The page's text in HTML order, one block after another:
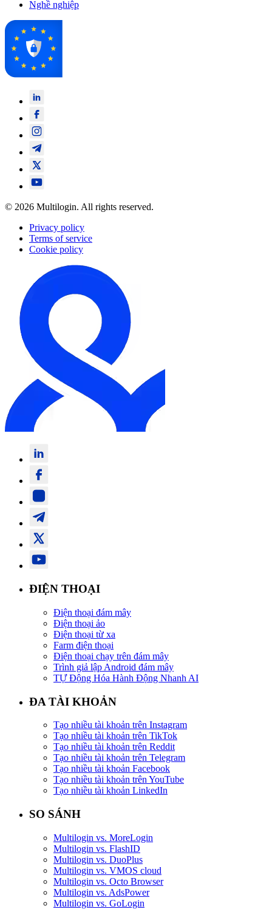
Nghề nghiệp
© 2026 Multilogin. All rights reserved.
Privacy policy
Terms of service
Cookie policy
ĐIỆN THOẠI
Điện thoại đám mây
Điện thoại ảo
Điện thoại từ xa
Farm điện thoại
Điện thoại chạy trên đám mây
Trình giả lập Android đám mây
TỰ Động Hóa Hành Động Nhanh AI
ĐA TÀI KHOẢN
Tạo nhiều tài khoản trên Instagram
Tạo nhiều tài khoản trên TikTok
Tạo nhiều tài khoản trên Reddit
Tạo nhiều tài khoản trên Telegram
Tạo nhiều tài khoản Facebook
Tạo nhiều tài khoản trên YouTube
Tạo nhiều tài khoản LinkedIn
SO SÁNH
Multilogin vs. MoreLogin
Multilogin vs. FlashID
Multilogin vs. DuoPlus
Multilogin vs. VMOS cloud
Multilogin vs. Octo Browser
Multilogin vs. AdsPower
Multilogin vs. GoLogin